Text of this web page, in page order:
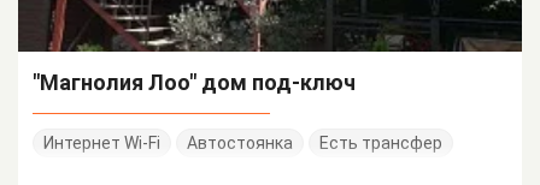
"Магнолия Лоо" дом под-ключ
Интернет Wi-Fi Автостоянка Есть трансфер